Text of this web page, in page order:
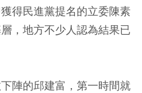
得民進黨提名的立委陳素
，地方不少人認為結果已
陣的邱建富，第一時間就